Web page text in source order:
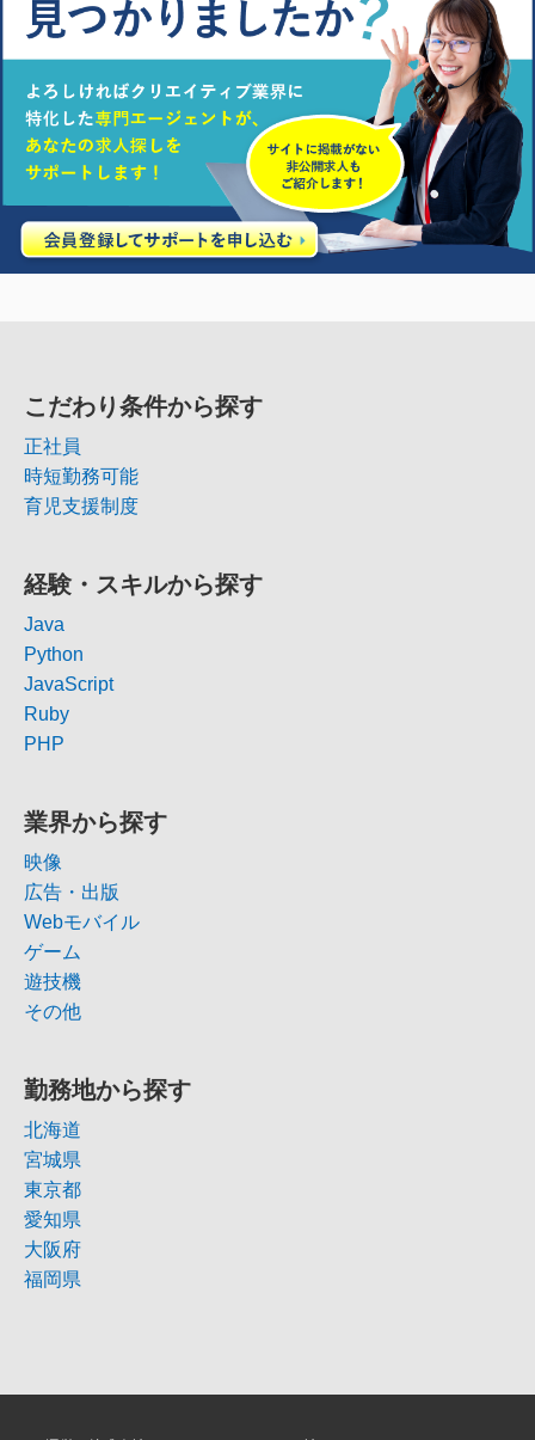
こだわり条件から探す
正社員
時短勤務可能
育児支援制度
経験・スキルから探す
Java
Python
JavaScript
Ruby
PHP
業界から探す
映像
広告・出版
Webモバイル
ゲーム
遊技機
その他
勤務地から探す
北海道
宮城県
東京都
愛知県
大阪府
福岡県